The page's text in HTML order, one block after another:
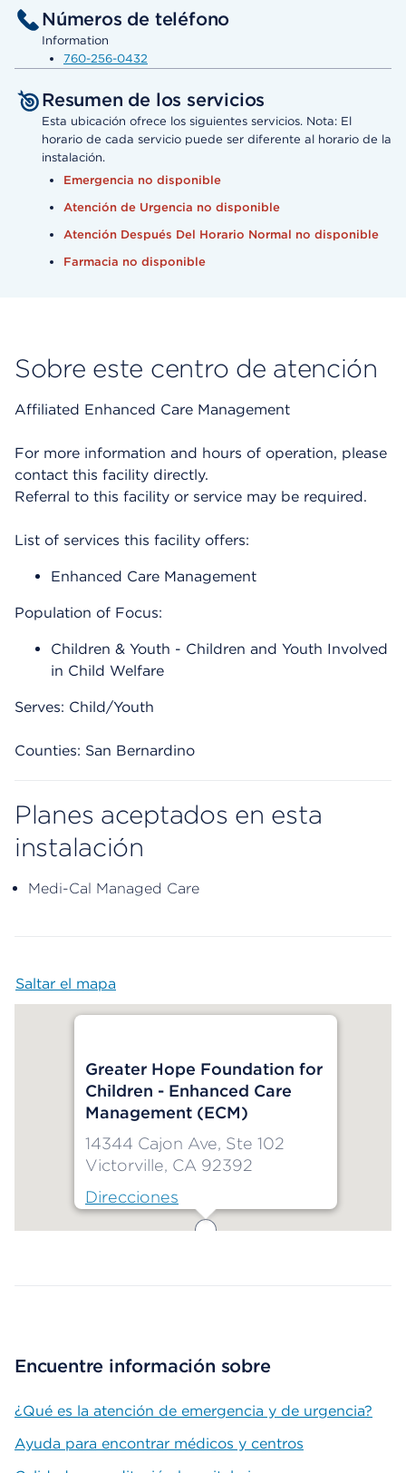
Números de teléfono
Information
760-256-0432
Resumen de los servicios
Esta ubicación ofrece los siguientes servicios. Nota: El
horario de cada servicio puede ser diferente al horario de la
instalación.
Emergencia no disponible
Atención de Urgencia no disponible
Atención Después Del Horario Normal no disponible
Farmacia no disponible
Sobre este centro de atención
Affiliated Enhanced Care Management
For more information and hours of operation, please
contact this facility directly.
Referral to this facility or service may be required.
List of services this facility offers:
Enhanced Care Management
Population of Focus:
Children & Youth - Children and Youth Involved
in Child Welfare
Serves: Child/Youth
Counties: San Bernardino
Planes aceptados en esta
instalación
Medi-Cal Managed Care
Saltar el mapa
Greater Hope Foundation for
Children - Enhanced Care
Management (ECM)
14344 Cajon Ave, Ste 102
Victorville, CA 92392
Direcciones
Encuentre información sobre
¿Qué es la atención de emergencia y de urgencia?
Ayuda para encontrar médicos y centros